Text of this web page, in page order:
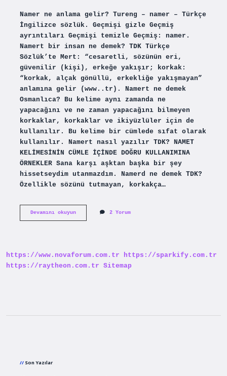
Namer ne anlama gelir? Tureng – namer – Türkçe
İngilizce sözlük. Geçmişi gizle Geçmiş
ayrıntıları Geçmişi temizle Geçmiş: namer.
Namert bir insan ne demek? TDK Türkçe
Sözlük’te Mert: “cesaretli, sözünün eri,
güvenilir (kişi), erkeğe yakışır; korkak:
“korkak, alçak gönüllü, erkekliğe yakışmayan”
anlamına gelir (www..tr). Namert ne demek
Osmanlıca? Bu kelime aynı zamanda ne
yapacağını ve ne zaman yapacağını bilmeyen
korkaklar, korkaklar ve ikiyüzlüler için de
kullanılır. Bu kelime bir cümlede sıfat olarak
kullanılır. Namert nasıl yazılır TDK? NAMET
KELİMESİNİN CÜMLE İÇİNDE DOĞRU KULLANIMINA
ÖRNEKLER Sana karşı aşktan başka bir şey
hissetseydim utanmazdım. Namerd ne demek TDK?
Özellikle sözünü tutmayan, korkakça…
Devamını okuyunNamer
2 Yorum
https://www.novaforum.com.tr
https://sparkify.com.tr
https://raytheon.com.tr Sitemap
Son Yazılar